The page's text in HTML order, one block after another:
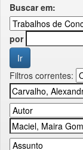
Buscar em:
por
Filtros correntes: